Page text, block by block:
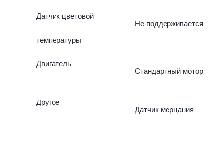
Датчик цветовой
температуры
Не поддерживается
Двигатель
Стандартный мотор
Другое
Датчик мерцания